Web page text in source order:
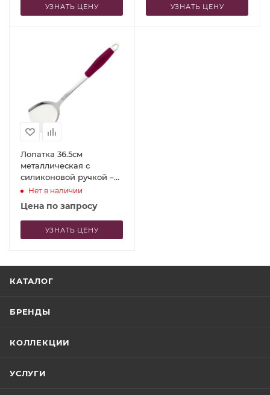
УЗНАТЬ ЦЕНУ УЗНАТЬ ЦЕНУ
Лопатка 36.5см
металлическая с
силиконовой ручкой –
P.L. Proff Cuisine
Нет в наличии
Цена по запросу
УЗНАТЬ ЦЕНУ
КАТАЛОГ
БРЕНДЫ
КОЛЛЕКЦИИ
УСЛУГИ